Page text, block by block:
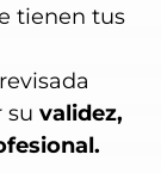
tienen tus
su validez,